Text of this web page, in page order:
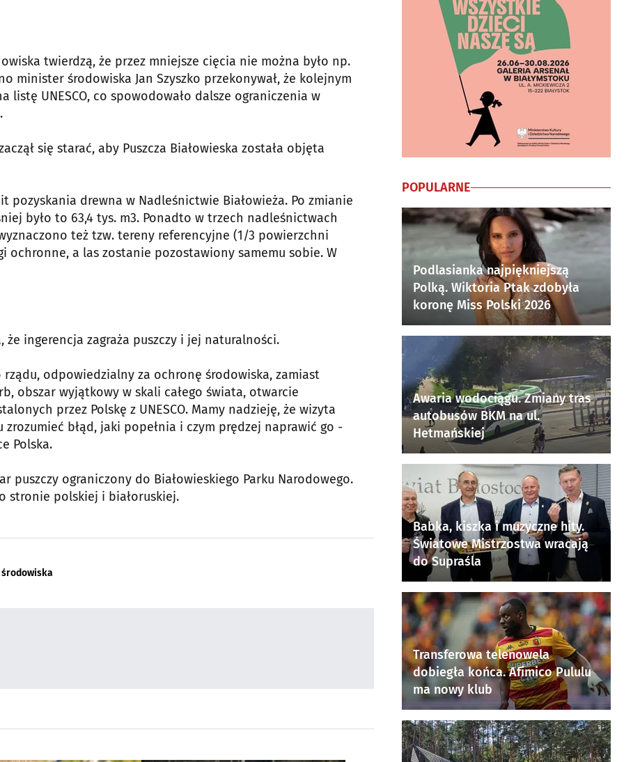
twierdzą, że przez mniejsze cięcia nie można było np.
minister środowiska Jan Szyszko przekonywał, że kolejnym
listę UNESCO, co spowodowało dalsze ograniczenia w
się starać, aby Puszcza Białowieska została objęta
pozyskania drewna w Nadleśnictwie Białowieża. Po zmianie
było to 63,4 tys. m3. Ponadto w trzech nadleśnictwach
też tzw. tereny referencyjne (1/3 powierzchni
ochronne, a las zostanie pozostawiony samemu sobie. W
ingerencja zagraża puszczy i jej naturalności.
odpowiedzialny za ochronę środowiska, zamiast
obszar wyjątkowy w skali całego świata, otwarcie
przez Polskę z UNESCO. Mamy nadzieję, że wizyta
błąd, jaki popełnia i czym prędzej naprawić go -
Polska.
puszczy ograniczony do Białowieskiego Parku Narodowego.
stronie polskiej i białoruskiej.
POPULARNE
Podlasianka najpiękniejszą
Polką. Wiktoria Ptak zdobyła
koronę Miss Polski 2026
Awaria wodociągu. Zmiany tras
autobusów BKM na ul.
Hetmańskiej
Babka, kiszka i muzyczne hity.
Światowe Mistrzostwa wracają
do Supraśla
Transferowa telenowela
dobiegła końca. Afimico Pululu
ma nowy klub